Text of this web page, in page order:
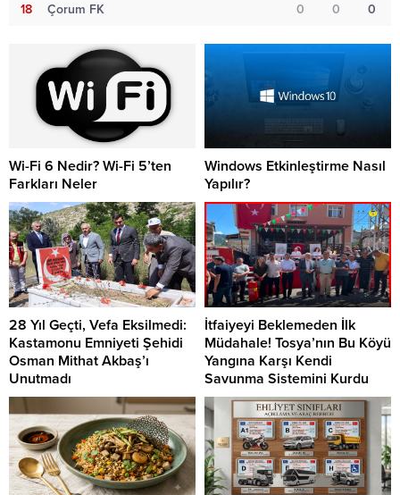
18 Çorum FK 0 0 0
Wi-Fi 6 Nedir? Wi-Fi 5’ten
Farkları Neler
Windows Etkinleştirme Nasıl
Yapılır?
28 Yıl Geçti, Vefa Eksilmedi:
Kastamonu Emniyeti Şehidi
Osman Mithat Akbaş’ı
Unutmadı
İtfaiyeyi Beklemeden İlk
Müdahale! Tosya’nın Bu Köyü
Yangına Karşı Kendi
Savunma Sistemini Kurdu